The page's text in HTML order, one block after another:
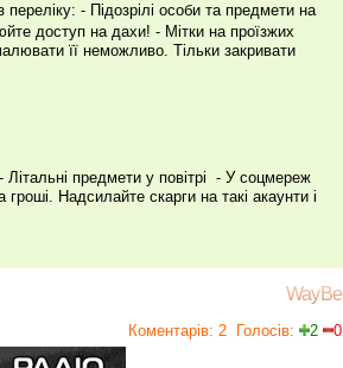
⁃ Підозрілі особи та предмети на
доступ на дахи! ⁃ Мітки на проїзжих
її неможливо. Тільки закривати
Літальні предмети у повітрі ⁃ У соцмереж
Надсилайте скарги на такі акаунти і
WayBe
Коментарів: 2 Голосів: 2 0